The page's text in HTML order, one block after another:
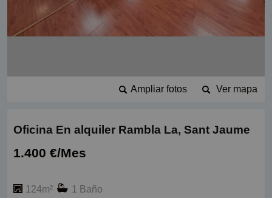
Ver mapa
Ampliar fotos
Oficina En alquiler Rambla La, Sant Jaume
1.400 €/Mes
124m² 1 Baño